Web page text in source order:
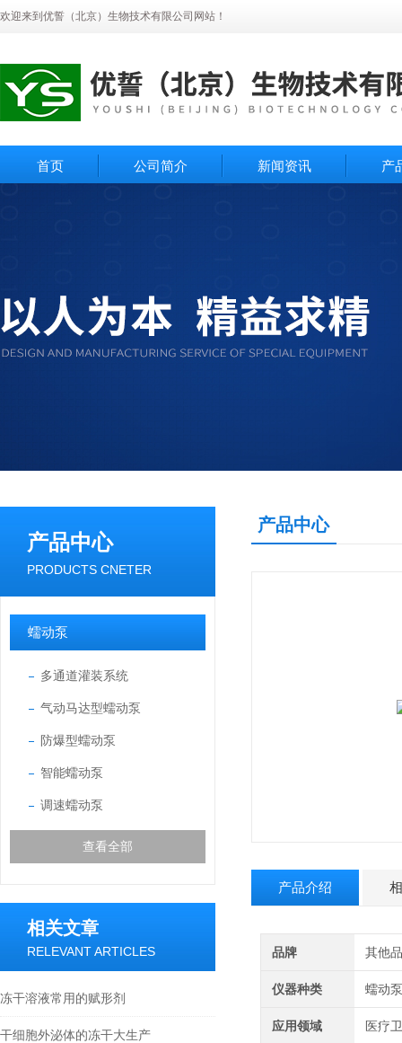
欢迎来到优誓（北京）生物技术有限公司网站！
首页 公司简介 新闻资讯 产
产品中心
PRODUCTS CNETER
蠕动泵
多通道灌装系统
气动马达型蠕动泵
防爆型蠕动泵
智能蠕动泵
调速蠕动泵
查看全部
相关文章
RELEVANT ARTICLES
冻干溶液常用的赋形剂
干细胞外泌体的冻干大生产
产品中心
产品介绍
品牌 其他
仪器种类 蠕动泵
应用领域 医疗